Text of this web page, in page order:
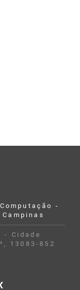
-
- Cidade
13083-852